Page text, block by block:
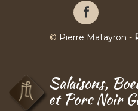
Pierre
sur
© Pierre Matayron -
Salaisons,
et Porc Noir